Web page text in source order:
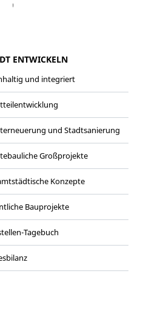
ENTWICKELN
und integriert
und Stadtsanierung
Großprojekte
Konzepte
Bauprojekte
Tagebuch